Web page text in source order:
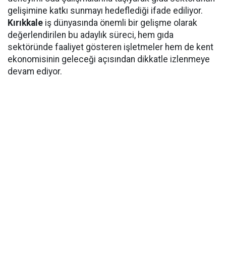
gelişimine katkı sunmayı hedeflediği ifade ediliyor.
Kırıkkale iş dünyasında önemli bir gelişme olarak
değerlendirilen bu adaylık süreci, hem gıda
sektöründe faaliyet gösteren işletmeler hem de kent
ekonomisinin geleceği açısından dikkatle izlenmeye
devam ediyor.